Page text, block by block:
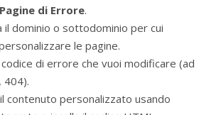
Pagine di Errore.
il dominio o sottodominio per cui
le pagine.
codice di errore che vuoi modificare (ad
404).
contenuto personalizzato usando